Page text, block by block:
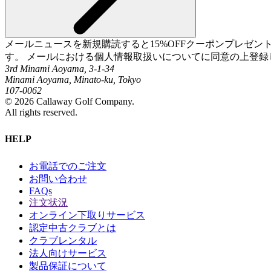
メールニュースを新規購読すると15%OFFクーポンプレゼ
す。 メールにおける個人情報取扱いについてに同意の上登
3rd Minami Aoyama, 3-1-34
Minami Aoyama, Minato-ku, Tokyo
107-0062
© 2026 Callaway Golf Company.
All rights reserved.
HELP
お電話でのご注文
お問い合わせ
FAQs
注文状況
オンライン下取りサービス
認定中古クラブとは
クラブレンタル
法人向けサービス
製品保証について